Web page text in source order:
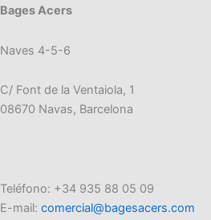
Bages Acers
Naves 4-5-6
C/ Font de la Ventaiola, 1
08670 Navas, Barcelona
Teléfono: +34 935 88 05 09
E-mail: comercial@bagesacers.com